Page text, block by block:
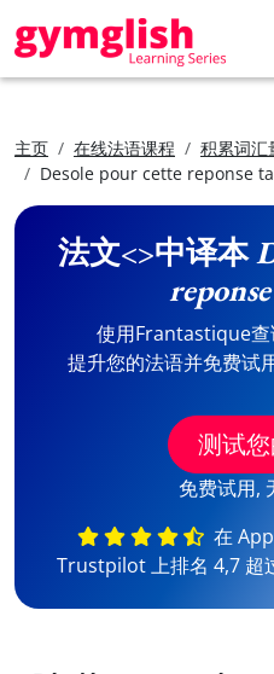
主页 在线法语课程
积累词汇
Desole pour cette reponse
法文<>中译本
使用Frantastique查
提升您的法语并免费试
测试
免费试用,
在
Trustpilot 上排名 4,7 超